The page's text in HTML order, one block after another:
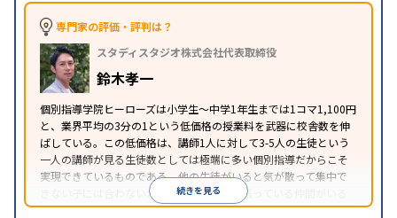
照
専門家の評価・評判は？
スタディスタジオ株式会社代表取締役
鈴木孝一
個別指導学院ヒーローズは小学生〜中学1年生までは1コマ1,100円
と、業界平均の3分の1という低価格の授業料を武器に校舎数を伸
ばしている。この低価格は、講師1人に対して3-5人の生徒という
一人の講師が見る生徒数としては極端に多い個別指導だからこそ
実現できているものである。他の生徒がいると気が散って集中で
きない子には合わないが、周りに一緒に頑張っている仲間がいる
ほうが頑張れるタイプの子にはとてもコスパがいいと言える。
続きを見る